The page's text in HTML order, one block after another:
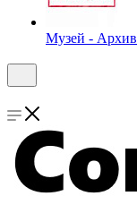
Музей - Архив